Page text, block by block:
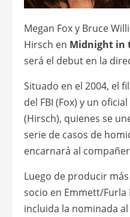
Megan Fox y Bruce
Hirsch en Midnight in
será el debut en la
Situado en el 2004, el
del FBI (Fox) y un
(Hirsch), quienes se
serie de casos de
encarnará al
Luego de producir
socio en Emmett/Furla
incluida la nominada